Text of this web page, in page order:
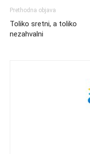
Prethodna objava
Toliko sretni, a toliko
nezahvalni